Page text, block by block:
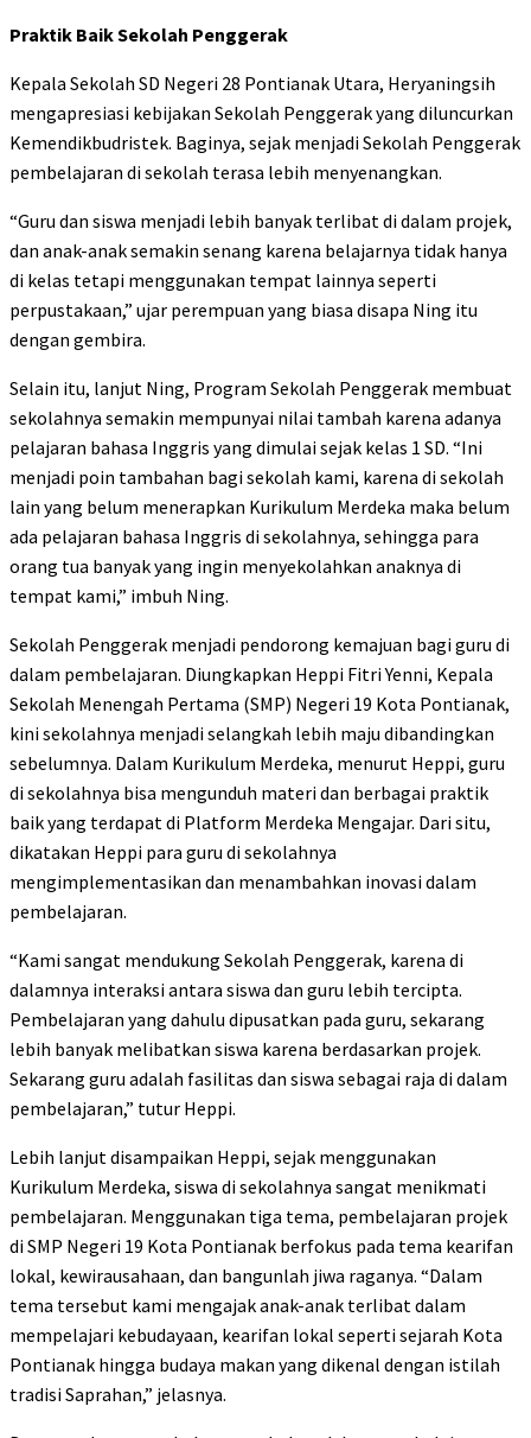
Praktik Baik Sekolah Penggerak
Kepala Sekolah SD Negeri 28 Pontianak Utara, Heryaningsih
mengapresiasi kebijakan Sekolah Penggerak yang diluncurkan
Kemendikbudristek. Baginya, sejak menjadi Sekolah Penggerak
pembelajaran di sekolah terasa lebih menyenangkan.
“Guru dan siswa menjadi lebih banyak terlibat di dalam projek,
dan anak-anak semakin senang karena belajarnya tidak hanya
di kelas tetapi menggunakan tempat lainnya seperti
perpustakaan,” ujar perempuan yang biasa disapa Ning itu
dengan gembira.
Selain itu, lanjut Ning, Program Sekolah Penggerak membuat
sekolahnya semakin mempunyai nilai tambah karena adanya
pelajaran bahasa Inggris yang dimulai sejak kelas 1 SD. “Ini
menjadi poin tambahan bagi sekolah kami, karena di sekolah
lain yang belum menerapkan Kurikulum Merdeka maka belum
ada pelajaran bahasa Inggris di sekolahnya, sehingga para
orang tua banyak yang ingin menyekolahkan anaknya di
tempat kami,” imbuh Ning.
Sekolah Penggerak menjadi pendorong kemajuan bagi guru di
dalam pembelajaran. Diungkapkan Heppi Fitri Yenni, Kepala
Sekolah Menengah Pertama (SMP) Negeri 19 Kota Pontianak,
kini sekolahnya menjadi selangkah lebih maju dibandingkan
sebelumnya. Dalam Kurikulum Merdeka, menurut Heppi, guru
di sekolahnya bisa mengunduh materi dan berbagai praktik
baik yang terdapat di Platform Merdeka Mengajar. Dari situ,
dikatakan Heppi para guru di sekolahnya
mengimplementasikan dan menambahkan inovasi dalam
pembelajaran.
“Kami sangat mendukung Sekolah Penggerak, karena di
dalamnya interaksi antara siswa dan guru lebih tercipta.
Pembelajaran yang dahulu dipusatkan pada guru, sekarang
lebih banyak melibatkan siswa karena berdasarkan projek.
Sekarang guru adalah fasilitas dan siswa sebagai raja di dalam
pembelajaran,” tutur Heppi.
Lebih lanjut disampaikan Heppi, sejak menggunakan
Kurikulum Merdeka, siswa di sekolahnya sangat menikmati
pembelajaran. Menggunakan tiga tema, pembelajaran projek
di SMP Negeri 19 Kota Pontianak berfokus pada tema kearifan
lokal, kewirausahaan, dan bangunlah jiwa raganya. “Dalam
tema tersebut kami mengajak anak-anak terlibat dalam
mempelajari kebudayaan, kearifan lokal seperti sejarah Kota
Pontianak hingga budaya makan yang dikenal dengan istilah
tradisi Saprahan,” jelasnya.